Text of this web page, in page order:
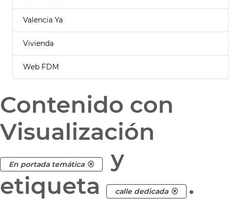
Valencia Ya
Vivienda
Web FDM
Contenido con
Visualización
En portada temática
y
etiqueta
calle dedicada .